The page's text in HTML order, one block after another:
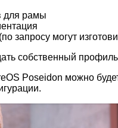
для рамы
запросу могут
собственный
Poseidon можно